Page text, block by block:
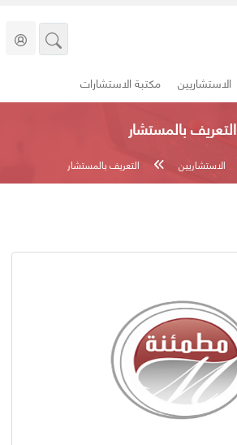
الاستشاريين مكتبة الاستشارات
التعريف بالمستشار
الاستشاريين التعريف بالمستشار